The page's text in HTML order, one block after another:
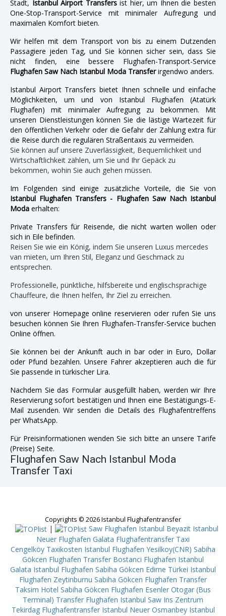
Stadt, Istanbul Airport Transfersist hier, um Ihnen die besten
One-Stop-Transport-Service mit minimaler Aufregung und
maximalen Komfort bieten.
Wir helfen mit dem Transport von bis zu einem Dutzenden
Passagiere jeden Tag, und Sie können sicher sein, dass Sie
nicht finden, eine bessere Flughafen-Transport-Service
Flughafen Saw Nach Istanbul Moda Transferirgendwo anders.
Istanbul Airport Transfers bietet Ihnen schnelle und einfache
Möglichkeiten, um und von Istanbul Flughafen (Atatürk
Flughafen) mit minimaler Aufregung zu bekommen. Mit
unseren Dienstleistungen können Sie die lästige Wartezeit für
den öffentlichen Verkehr oder die Gefahr der Zahlung extra für
die Reise durch die regulären Straßentaxis zu vermeiden.
Sie können auf unsere Zuverlässigkeit, Bequemlichkeit und
Wirtschaftlichkeit zählen, um Sie und Ihr Gepäck zu
bekommen, wohin Sie auch gehen müssen.
Im Folgenden sind einige zusätzliche Vorteile, die Sie von
Istanbul Flughafen Transfers - Flughafen Saw Nach Istanbul
Moda erhalten:
Private Transfers für Reisende, die nicht warten wollen oder
sich in Eile befinden.
Reisen Sie wie ein König, indem Sie unseren Luxus mercedes
van mieten, um Ihren Stil, Eleganz und Geschmack zu
entsprechen.
Professionelle, pünktliche, hilfsbereite und englischsprachige
Chauffeure, die Ihnen helfen, Ihr Ziel zu erreichen.
von unserer Homepage online reservieren oder rufen Sie uns
besuchen können Sie Ihren Flughafen-Transfer-Service buchen
Online öffnen.
Sie können bei der Ankunft auch in bar oder in Euro, Dollar
oder Pfund bezahlen. Unsere Fahrer akzeptieren auch die für
Sie passende in türkischer Lira.
Nachdem Sie das Formular ausgefüllt haben, werden wir Ihre
Reservierung sofort bestätigen und Ihnen eine Bestätigungs-E-
Mail zusenden. Wir senden die Details des Flughafentreffens
per WhatsApp.
Für Preisinformationen wenden Sie sich bitte an unsere Tarife
(Preise) Seite.
Flughafen Saw Nach Istanbul Moda
Transfer Taxi
Copyrights © 2026 Istanbul Flughafentransfer
| Saw Flughafen Istanbul Beyazit Istanbul
Neuer Flughafen Galata Flughafentransfer Taxi
Cengelköy Taxikosten Istanbul Flughafen Yesilkoy(CNR) Sabiha
Gökcen Flughafen Transfer Bostanci Flughafen Istanbul
Galata Istanbul Flughafen Sabiha Gökcen Edirne Türkei Istanbul
Flughafen Zeytinburnu Sabiha Gökcen Flughafen Transfer
Taksim Hotel Sabiha Gökcen Flughafen Esenler Otogar (Bus
Terminal) Transfer Flughafen Istanbul Saw Ins Zentrum
Tekirdag Flughafentransfer Istanbul Neuer Osmanbey Istanbul